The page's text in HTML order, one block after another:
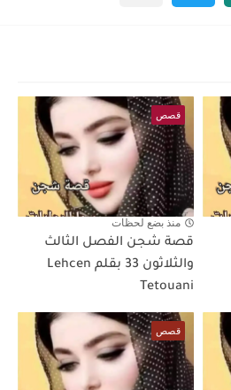
قصص
منذ بضع لحظات
قصة شجن الفصل الثالث
والثلاثون 33 بقلم Lehcen
Tetouani
قصص